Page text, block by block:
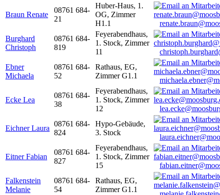
Braun Renate
08761 684-
21
Huber-Haus, 1.
OG, Zimmer
H1.1
Burghard
Christoph
08761 684-
819
Feyerabendhaus,
1. Stock, Zimmer
11
Ebner
Michaela
08761 684-
52
Rathaus, EG,
Zimmer G1.1
Ecke Lea
08761 684-
38
Feyerabendhaus,
1. Stock, Zimmer
12
Eichner Laura
08761 684-
824
Hypo-Gebäude,
3. Stock
Eitner Fabian
08761 684-
827
Feyerabendhaus,
1. Stock, Zimmer
15
Falkenstein
Melanie
08761 684-
54
Rathaus, EG,
Zimmer G1.1